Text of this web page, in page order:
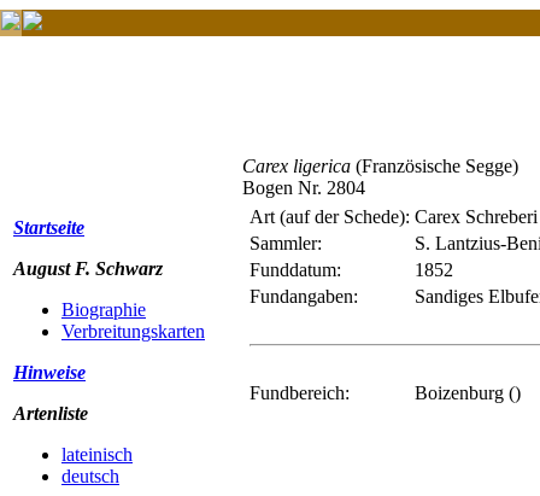
Startseite
August F. Schwarz
Biographie
Verbreitungskarten
Hinweise
Artenliste
lateinisch
deutsch
Carex ligerica (Französische Segge)
Bogen Nr. 2804
Art (auf der Schede): Carex
Sammler:
S. Lantzius-
Funddatum:
1852
Fundangaben:
Sandiges
Fundbereich: Boizenburg ()